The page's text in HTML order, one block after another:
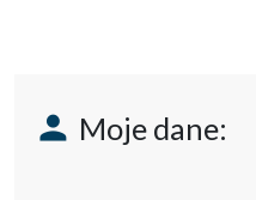
Moje dane: